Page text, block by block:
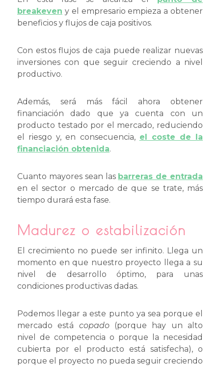
breakeven y el empresario empieza a obtener
beneficios y flujos de caja positivos.
Con estos flujos de caja puede realizar nuevas
inversiones con que seguir creciendo a nivel
productivo.
Además, será más fácil ahora obtener
financiación dado que ya cuenta con un
producto testado por el mercado, reduciendo
el riesgo y, en consecuencia, el coste de la
financiación obtenida.
Cuanto mayores sean las barreras de entrada
en el sector o mercado de que se trate, más
tiempo durará esta fase.
Madurez o estabilización
El crecimiento no puede ser infinito. Llega un
momento en que nuestro proyecto llega a su
nivel de desarrollo óptimo, para unas
condiciones productivas dadas.
Podemos llegar a este punto ya sea porque el
mercado está copado(porque hay un alto
nivel de competencia o porque la necesidad
cubierta por el producto está satisfecha), o
porque el proyecto no pueda seguir creciendo